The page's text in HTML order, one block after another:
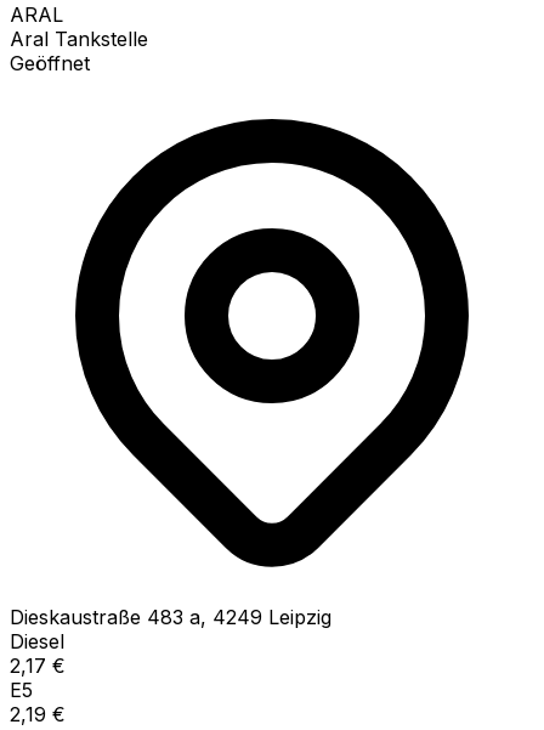
ARAL
Aral Tankstelle
Geöffnet
Dieskaustraße 483 a, 4249 Leipzig
Diesel
2,17 €
E5
2,19 €